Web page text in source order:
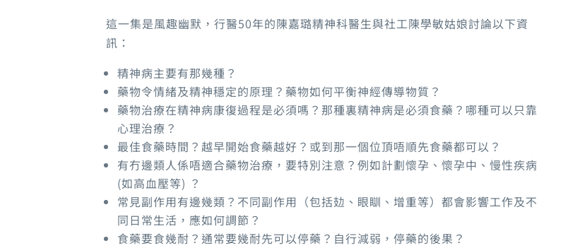
這一集是風趣幽默，行醫50年的陳嘉璐精神科醫生與社工陳學敏姑娘討論以下資
訊：
精神病主要有那幾種？
藥物令情緒及精神穩定的原理？藥物如何平衡神經傳導物質？
藥物治療在精神病康復過程是必須嗎？那種裏精神病是必須食藥？哪種可以只靠
心理治療？
最佳食藥時間？越早開始食藥越好？或到那一個位頂唔順先食藥都可以？
有冇邊類人係唔適合藥物治療，要特別注意？例如計劃懷孕、懷孕中、慢性疾病
(如高血壓等) ？
常見副作用有邊幾類？不同副作用（包括攰、眼瞓、增重等）都會影響工作及不
同日常生活，應如何調節？
食藥要食幾耐？通常要幾耐先可以停藥？自行減弱，停藥的後果？